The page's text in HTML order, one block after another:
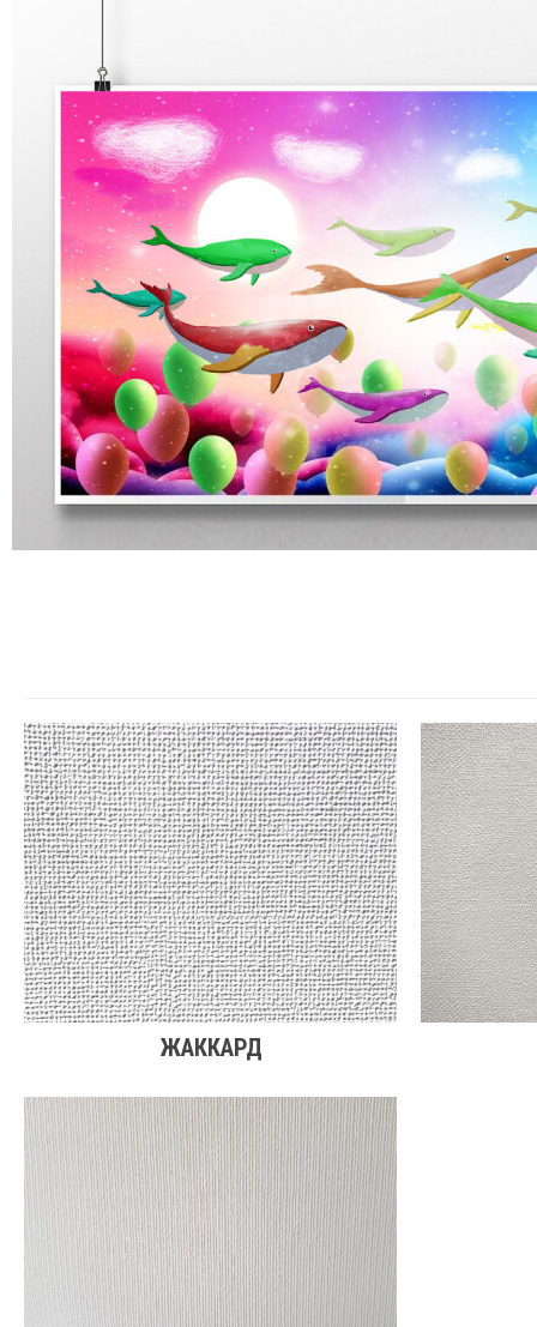
ЖАККАРД